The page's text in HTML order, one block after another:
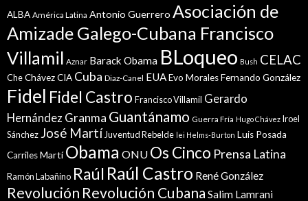
ALBA América Latina Antonio Guerrero Asociación de
Amizade Galego-Cubana Francisco
Villamil Aznar Barack Obama BLoqueo Bush CELAC
CheChávezCIA Cuba Diaz-Canel EUAEvo MoralesFernando González
Fidel Fidel Castro Francisco Villamil Gerardo
Hernández Granma Guantánamo Guerra Fría Hugo Chávez Iroel
Sánchez José Martí Juventud Rebelde lei Helms-Burton Luis Posada
CarrilesMartí Obama ONU Os Cinco Prensa Latina
Ramón Labañino Raúl Raúl Castro René González
Revolución Revolución Cubana Salim Lamrani